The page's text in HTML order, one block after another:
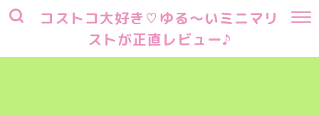
コストコ大好き♡ゆる～いミニマリ
ストが正直レビュー♪